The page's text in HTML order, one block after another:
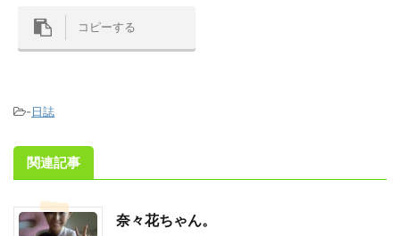
コピーする
-日誌
関連記事
奈々花ちゃん。